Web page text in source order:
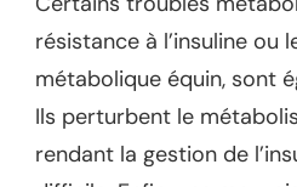
résistance à l’insuline ou
métabolique équin, sont
Ils perturbent le
rendant la gestion de